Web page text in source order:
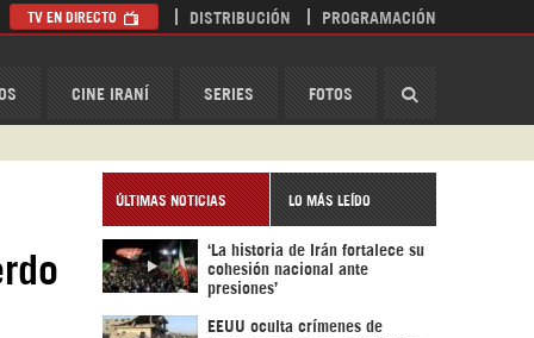
CINE IRANÍ SERIES FOTOS
TV EN DIRECTO DISTRIBUCIÓN PROGRAMACIÓN
ÚLTIMAS NOTICIAS LO MÁS LEÍDO
‘La historia de Irán fortalece su
cohesión nacional ante
presiones’
EEUU oculta crímenes de